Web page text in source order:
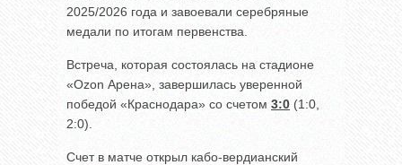
2025/2026 года и завоевали серебряные
медали по итогам первенства.
Встреча, которая состоялась на стадионе
«Ozon Арена», завершилась уверенной
победой «Краснодара» со счетом 3:0 (1:0,
2:0).
Счет в матче открыл кабо-вердианский